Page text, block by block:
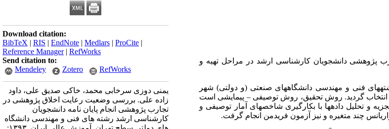
Download citation:
BibTeX | RIS | EndNote | Medlars | ProCite |
Reference Manager| RefWorks
Send citation to:
Mendeley
Zotero RefWorks
یمنی دوزی سرخابی محمد، خاکی صدیق علی، داود
زاده علی. بررسی وضعیت رعایت اخلاق پژوهشی در
تجارب پژوهشی انجام پایان نامه دانشجویان
کارشناسی ارشد رشته های فنی و مهندسی دانشگاه
پژوهشی دانشجویان کارشناسی ارشد در مراحل تهیه و
پژوهش شامل کلیه دانش­آموختگان کارشناسی ارشد ورودی سال 89 رشته­های فنی و مهندسی دانشگاه­های صنعتی (و دولتی) شهر
که با استفاده از روش نمونه­گیری طبقه­ای نسبی، حجم نمونه به تعداد 330 نفر انتخاب گردید. روش تحقیق، روش توصیفی – پیمایشی است
و تحلیل داده­ها با بکارگیری شاخص­های آمار توصیفی و
چند متغیره و نیز آزمون فریدمن انجام گرفت.